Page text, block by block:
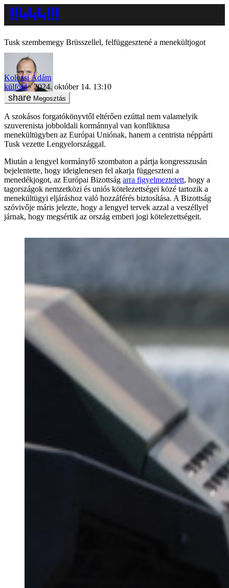
Tusk szembemegy Brüsszellel, felfüggesztené a menekültjogot
Kolozsi Ádám
külföld
2024. október 14. 13:10
Megosztás
A szokásos forgatókönyvtől eltérően ezúttal nem valamelyik
szuverenista jobboldali kormánnyal van konfliktusa
menekültügyben az Európai Uniónak, hanem a centrista néppárti
Tusk vezette Lengyelországgal.
Miután a lengyel kormányfő szombaton a pártja kongresszusán
bejelentette, hogy ideiglenesen fel akarja függeszteni a
menedékjogot, az Európai Bizottság arra figyelmeztetett, hogy a
tagországok nemzetközi és uniós kötelezettségei közé tartozik a
menekültügyi eljáráshoz való hozzáférés biztosítása. A Bizottság
szóvivője máris jelezte, hogy a lengyel tervek azzal a veszéllyel
járnak, hogy megsértik az ország emberi jogi kötelezettségeit.